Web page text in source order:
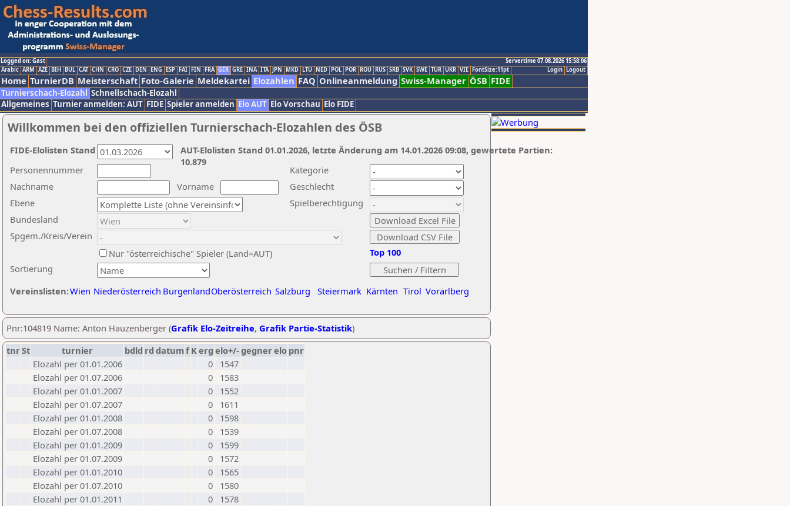
Logged on: Gast
Servertime 07.08.2026 15:58:06
Logout
Login
Arabic ARM AZE BIH BUL CAT CHN CRO CZE DEN ENG ESP FAI FIN FRA GER GRE INA ITA JPN MKD LTU NED POL POR ROU RUS SRB SVK SWE TUR UKR VIE FontSize:11pt
Home TurnierDB Meisterschaft Foto-Galerie Meldekartei Elozahlen FAQ Onlineanmeldung Swiss-Manager ÖSB FIDE
Turnierschach-Elozahl Schnellschach-Elozahl
Allgemeines Turnier anmelden: AUT FIDE Spieler anmelden Elo AUT Elo Vorschau Elo FIDE
Willkommen bei den offiziellen Turnierschach-Elozahlen des ÖSB
Nachname
Vorname
Ebene
Kategorie
Sortierung
Personennummer
Bundesland
Spgem./Kreis/Verein
Geschlecht
Nur "österreichische" Spieler (Land=AUT)
Spielberechtigung
Vereinslisten:Wien Niederösterreich BurgenlandOberösterreich Salzburg Steiermark Kärnten Tirol Vorarlberg
Top 100
AUT-Elolisten Stand 01.01.2026, letzte Änderung am 14.01.2026 09:08, gewertete Partien:
10.879
FIDE-Elolisten Stand
Pnr:104819 Name: Anton Hauzenberger (Grafik Elo-Zeitreihe, Grafik Partie-Statistik)
tnrSt turnier bdld rd datumf Kerg elo+/-gegnerelo pnr
Elozahl per 01.01.2006
0
1547
Elozahl per 01.07.2006
0
1583
Elozahl per 01.01.2007
0
1552
Elozahl per 01.07.2007
0
1611
Elozahl per 01.01.2008
0
1598
Elozahl per 01.07.2008
0
1539
Elozahl per 01.01.2009
0
1599
Elozahl per 01.07.2009
0
1572
Elozahl per 01.01.2010
0
1565
Elozahl per 01.07.2010
0
1580
Elozahl per 01.01.2011
0
1578